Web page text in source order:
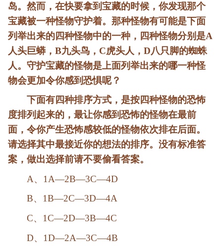
岛。然而，在快要拿到宝藏的时候，你发现那个
宝藏被一种怪物守护着。那种怪物有可能是下面
列举出来的四种怪物中的一种，四种怪物分别是A
人头巨蟒，B九头鸟，C虎头人，D八只脚的蜘蛛
人。守护宝藏的怪物是上面列举出来的哪一种怪
物会更加令你感到恐惧呢？
下面有四种排序方式，是按四种怪物的恐怖
度排列起来的，最让你感到恐怖的怪物在最前
面，令你产生恐怖感较低的怪物依次排在后面。
请选择其中最接近你的想法的排序。没有标准答
案，做出选择前请不要偷看答案。
A、1A—2B—3C—4D
B、1B—2C—3D—4A
C、1C—2D—3B—4C
D、1D—2A—3C—4B